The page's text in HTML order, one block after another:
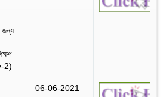
জন্য
2)
06-06-2021